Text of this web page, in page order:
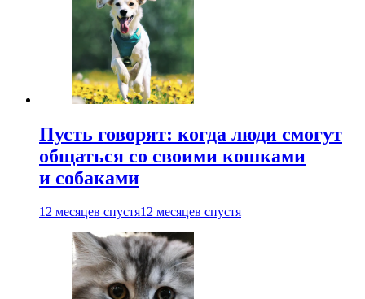
Пусть говорят: когда люди смогут
общаться со своими кошками
и собаками
12 месяцев спустя12 месяцев спустя